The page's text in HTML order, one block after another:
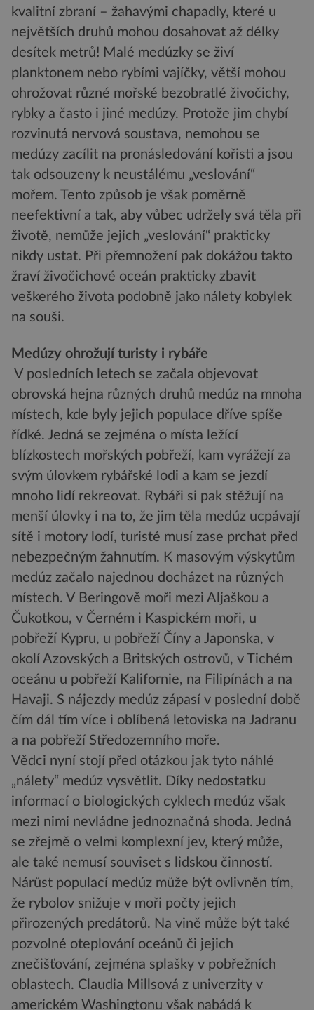
kvalitní zbraní – žahavými chapadly, které u
největších druhů mohou dosahovat až délky
desítek metrů! Malé medúzky se živí
planktonem nebo rybími vajíčky, větší mohou
ohrožovat různé mořské bezobratlé živočichy,
rybky a často i jiné medúzy. Protože jim chybí
rozvinutá nervová soustava, nemohou se
medúzy zacílit na pronásledování kořisti a jsou
tak odsouzeny k neustálému „veslování“
mořem. Tento způsob je však poměrně
neefektivní a tak, aby vůbec udržely svá těla při
životě, nemůže jejich „veslování“ prakticky
nikdy ustat. Při přemnožení pak dokážou takto
žraví živočichové oceán prakticky zbavit
veškerého života podobně jako nálety kobylek
na souši.
Medúzy ohrožují turisty i rybáře
V posledních letech se začala objevovat
obrovská hejna různých druhů medúz na mnoha
místech, kde byly jejich populace dříve spíše
řídké. Jedná se zejména o místa ležící
blízkostech mořských pobřeží, kam vyrážejí za
svým úlovkem rybářské lodi a kam se jezdí
mnoho lidí rekreovat. Rybáři si pak stěžují na
menší úlovky i na to, že jim těla medúz ucpávají
sítě i motory lodí, turisté musí zase prchat před
nebezpečným žahnutím. K masovým výskytům
medúz začalo najednou docházet na různých
místech. V Beringově moři mezi Aljaškou a
Čukotkou, v Černém i Kaspickém moři, u
pobřeží Kypru, u pobřeží Číny a Japonska, v
okolí Azovských a Britských ostrovů, v Tichém
oceánu u pobřeží Kalifornie, na Filipínách a na
Havaji. S nájezdy medúz zápasí v poslední době
čím dál tím více i oblíbená letoviska na Jadranu
a na pobřeží Středozemního moře.
Vědci nyní stojí před otázkou jak tyto náhlé
„nálety“ medúz vysvětlit. Díky nedostatku
informací o biologických cyklech medúz však
mezi nimi nevládne jednoznačná shoda. Jedná
se zřejmě o velmi komplexní jev, který může,
ale také nemusí souviset s lidskou činností.
Nárůst populací medúz může být ovlivněn tím,
že rybolov snižuje v moři počty jejich
přirozených predátorů. Na vině může být také
pozvolné oteplování oceánů či jejich
znečišťování, zejména splašky v pobřežních
oblastech. Claudia Millsová z univerzity v
americkém Washingtonu však nabádá k